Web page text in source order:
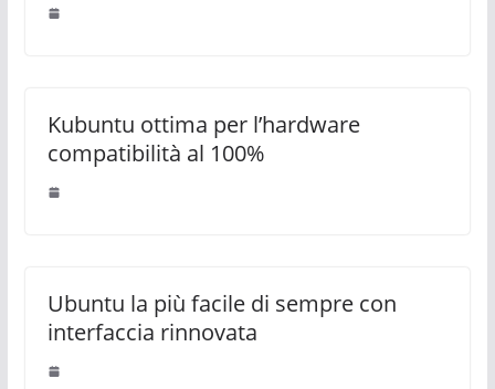
Kubuntu ottima per l’hardware
compatibilità al 100%
Ubuntu la più facile di sempre con
interfaccia rinnovata